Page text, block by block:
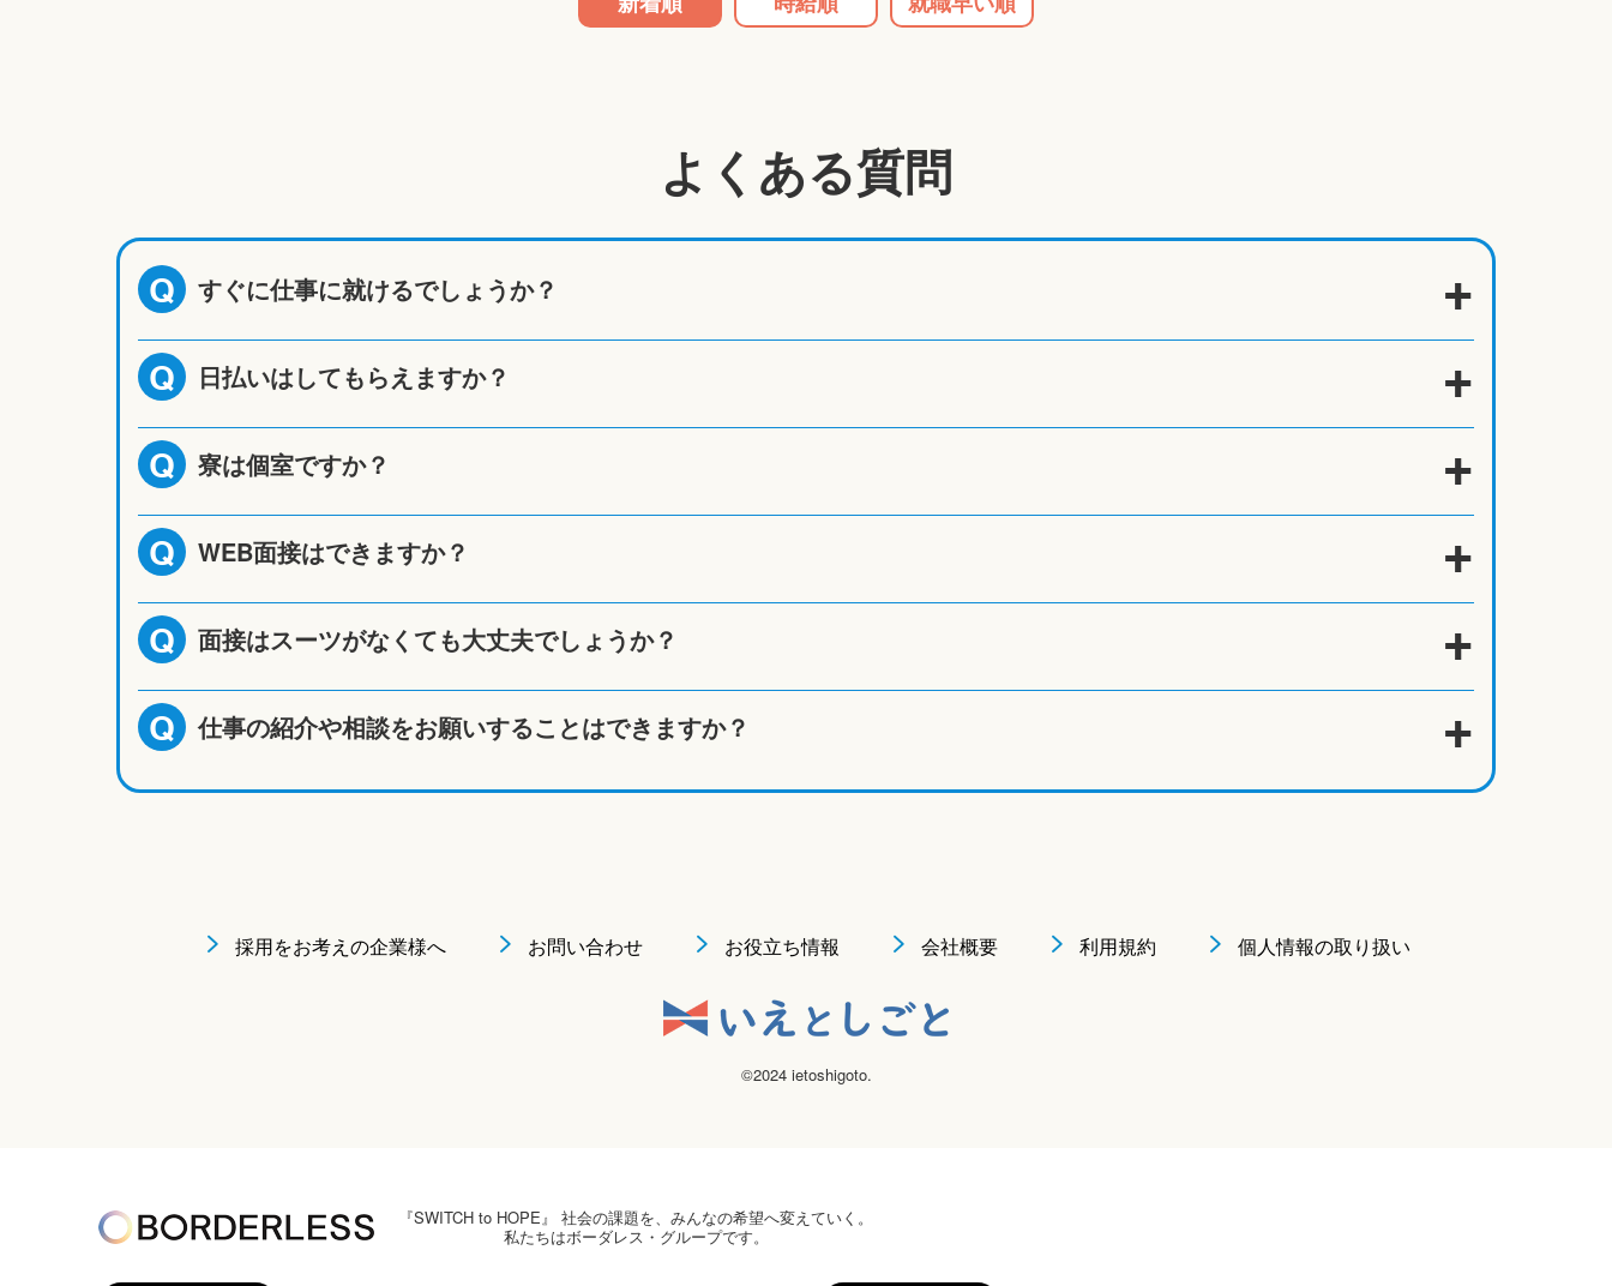
よくある質問
Q すぐに仕事に就けるでしょうか？
Q 日払いはしてもらえますか？
Q 寮は個室ですか？
Q WEB面接はできますか？
Q 面接はスーツがなくても大丈夫でしょうか？
Q 仕事の紹介や相談をお願いすることはできますか？
採用をお考えの企業様へ お問い合わせ お役立ち情報 会社概要 利用規約 個人情報の取り扱い
©2024 ietoshigoto.
『SWITCH to HOPE』 社会の課題を、みんなの希望へ変えていく。
私たちはボーダレス・グループです。